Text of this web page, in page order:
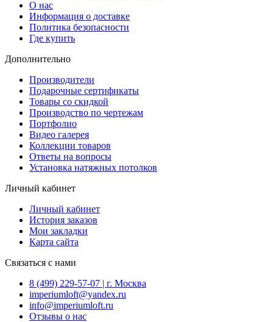
О нас
Информация о доставке
Политика безопасности
Где купить
Дополнительно
Производители
Подарочные сертификаты
Товары со скидкой
Производство по чертежам
Портфолио
Видео галерея
Коллекции товаров
Ответы на вопросы
Установка натяжных потолков
Личный кабинет
Личный кабинет
История заказов
Мои закладки
Карта сайта
Связаться с нами
8 (499) 229-57-07 | г. Москва
imperiumloft@yandex.ru
info@imperiumloft.ru
Отзывы о нас